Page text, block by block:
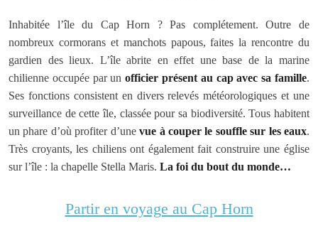
Inhabitée l’île du Cap Horn ? Pas complétement. Outre de
nombreux cormorans et manchots papous, faites la rencontre du
gardien des lieux. L’île abrite en effet une base de la marine
chilienne occupée par unofficier présent au cap avec sa famille.
Ses fonctions consistent en divers relevés météorologiques et une
surveillance de cette île, classée pour sa biodiversité. Tous habitent
un phare d’où profiter d’unevue à couper le souffle sur les eaux.
Très croyants, les chiliens ont également fait construire une église
sur l’île : la chapelle Stella Maris. La foi du bout du monde…
Partir en voyage au Cap Horn